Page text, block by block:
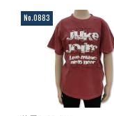
No.0883